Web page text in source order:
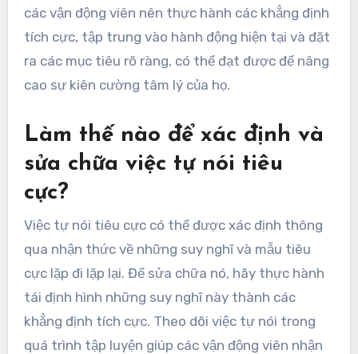
các vận động viên nên thực hành các khẳng định
tích cực, tập trung vào hành động hiện tại và đặt
ra các mục tiêu rõ ràng, có thể đạt được để nâng
cao sự kiên cường tâm lý của họ.
Làm thế nào để xác định và
sửa chữa việc tự nói tiêu
cực?
Việc tự nói tiêu cực có thể được xác định thông
qua nhận thức về những suy nghĩ và mẫu tiêu
cực lặp đi lặp lại. Để sửa chữa nó, hãy thực hành
tái định hình những suy nghĩ này thành các
khẳng định tích cực. Theo dõi việc tự nói trong
quá trình tập luyện giúp các vận động viên nhận